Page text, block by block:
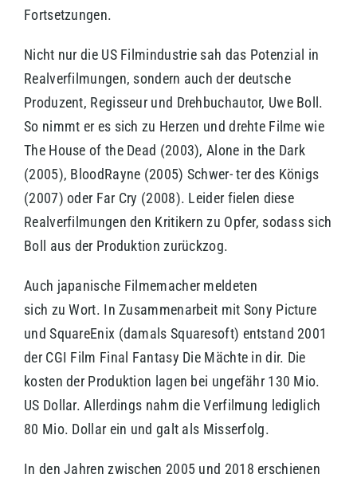
Fortsetzungen.
Nicht nur die US Filmindustrie sah das Potenzial in
Realverfilmungen, sondern auch der deutsche
Produzent, Regisseur und Drehbuchautor, Uwe Boll.
So nimmt er es sich zu Herzen und drehte Filme wie
The House of the Dead (2003), Alone in the Dark
(2005), BloodRayne (2005) Schwer- ter des Königs
(2007) oder Far Cry (2008). Leider fielen diese
Realverfilmungen den Kritikern zu Opfer, sodass sich
Boll aus der Produktion zurückzog.
Auch japanische Filmemacher meldeten
sich zu Wort. In Zusammenarbeit mit Sony Picture
und SquareEnix (damals Squaresoft) entstand 2001
der CGI Film Final Fantasy Die Mächte in dir. Die
kosten der Produktion lagen bei ungefähr 130 Mio.
US Dollar. Allerdings nahm die Verfilmung lediglich
80 Mio. Dollar ein und galt als Misserfolg.
In den Jahren zwischen 2005 und 2018 erschienen